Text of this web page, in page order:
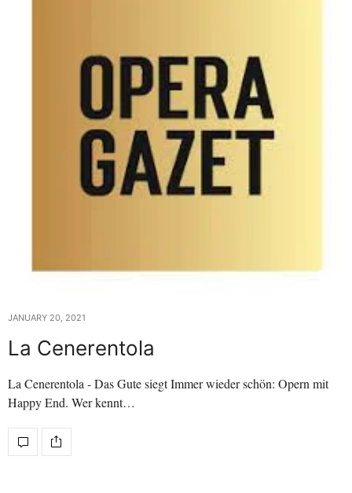
JANUARY 20, 2021
La Cenerentola
La Cenerentola - Das Gute siegt Immer wieder schön: Opern mit
Happy End. Wer kennt…